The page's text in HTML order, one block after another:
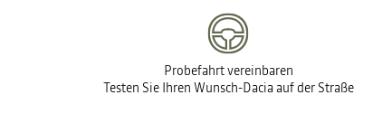
Probefahrt vereinbaren
Testen Sie Ihren Wunsch-Dacia auf der Straße